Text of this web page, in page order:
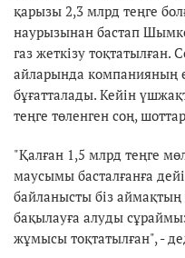
қарызы 2,3 млрд теңге
наурызынан бастап
газ жеткізу
айларында компанияның
бұғатталады. Кейін
теңге төленген соң,
"Қалған 1,5 млрд теңге
маусымы басталғанға
байланысты біз аймақтың
бақылауға алуды
жұмысы тоқтатылған", -